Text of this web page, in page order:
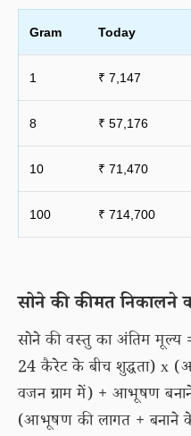
Gram Today
1 ₹ 7,147
8 ₹ 57,176
10 ₹ 71,470
100 ₹ 714,700
सोने की कीमत निकालने
सोने की वस्तु का अंतिम मूल्य
24 कैरेट के बीच शुद्धता) x
वजन ग्राम में) + आभूषण
(आभूषण की लागत + बनाने